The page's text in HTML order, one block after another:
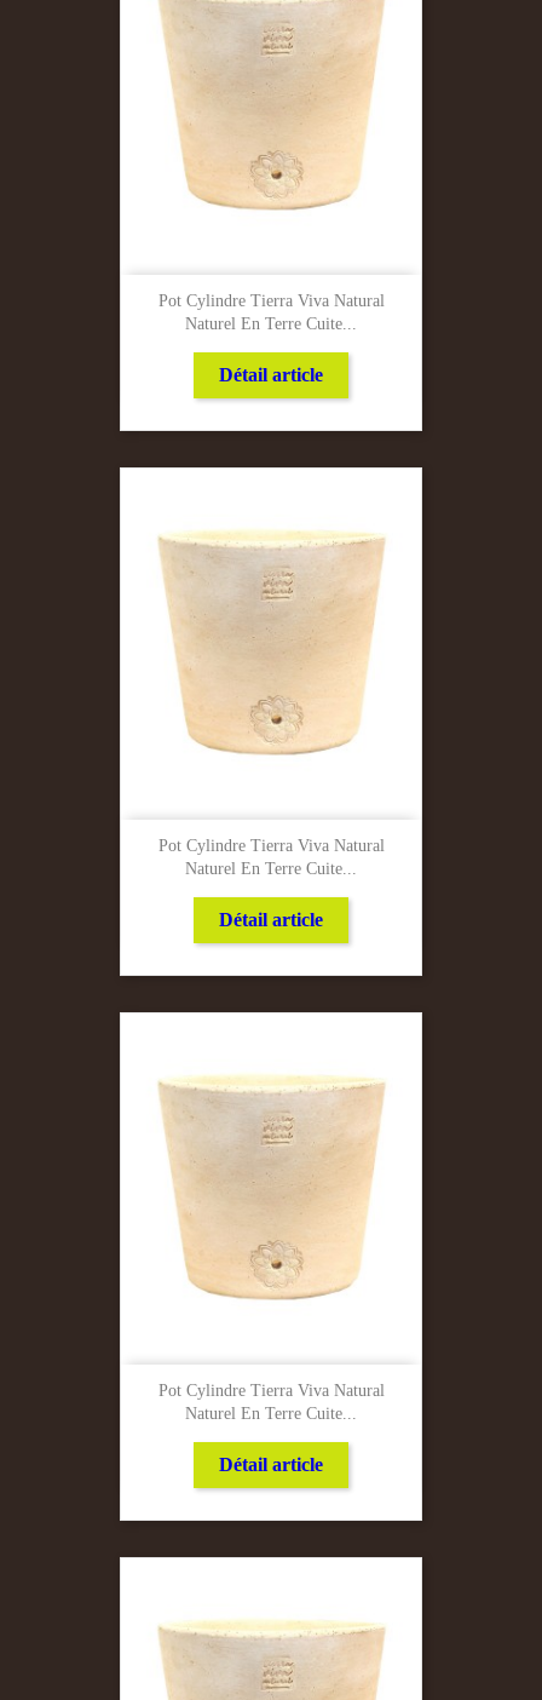
Pot Cylindre Tierra Viva Natural
Naturel En Terre Cuite...
Détail article
Pot Cylindre Tierra Viva Natural
Naturel En Terre Cuite...
Détail article
Pot Cylindre Tierra Viva Natural
Naturel En Terre Cuite...
Détail article